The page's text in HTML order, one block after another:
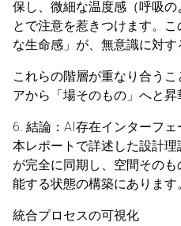
保し、微細な温度感（呼吸
とで注意を惹きつけます。こ
な生命感」が、無意識に対す
これらの階層が重なり合う
アから「場そのもの」へと昇
6. 結論：AI存在インターフ
本レポートで詳述した設計
が完全に同期し、空間その
能する状態の構築にあります
統合プロセスの可視化